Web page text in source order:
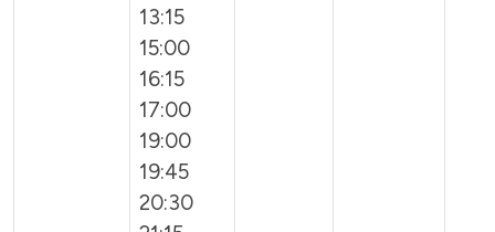
13:15
15:00
16:15
17:00
19:00
19:45
20:30